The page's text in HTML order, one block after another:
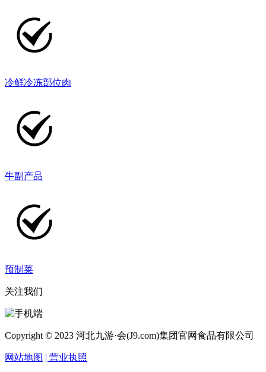
冷鲜冷冻部位肉
牛副产品
预制菜
关注我们
Copyright © 2023 河北九游·会(J9.com)集团官网食品有限公司
网站地图 | 营业执照